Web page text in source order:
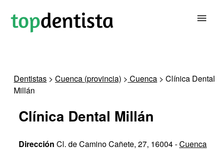
PARA CLÍNICAS DENTALES
CONTACTAR
Dentistas > Cuenca (provincia) > Cuenca > Clínica Dental
Millán
Clínica Dental Millán
Dirección Cl. de Camino Cañete, 27, 16004 -Cuenca